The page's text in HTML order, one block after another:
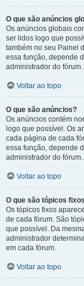
O que são anúncios
Os anúncios globais
ser lidos logo que
também no seu Painel
essa função, depende
administrador do fórum.
Voltar ao topo
O que são anúncios?
Os anúncios contém
logo que possível. Os
cada página de cada
essa função, depende
administrador do fórum.
Voltar ao topo
O que são tópicos
Os tópicos fixos
de cada fórum. São
que possível. Da
administrador
em cada fórum.
Voltar ao topo